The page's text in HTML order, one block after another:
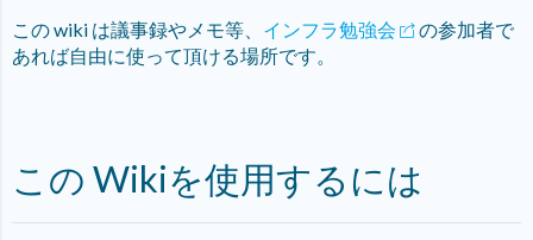
この wiki は議事録やメモ等、 インフラ勉強会
の参加者で
あれば自由に使って頂ける場所です。
この Wikiを使用するには